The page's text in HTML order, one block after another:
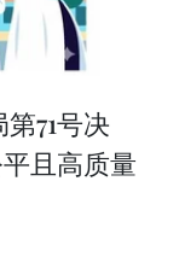
71号决
且高质量